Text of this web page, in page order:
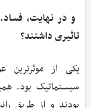
و در نهایت،
تاثیری داشتند؟
یکی از
سیستماتیک بود.